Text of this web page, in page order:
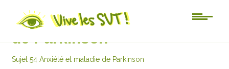
Sujet 54 Anxiété et maladie
de Parkinson
Sujet 54 Anxiété et maladie de Parkinson